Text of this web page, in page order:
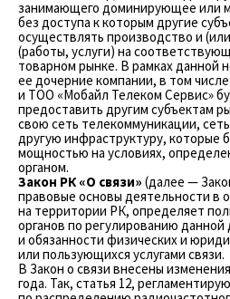
занимающего доминирующее или
без доступа к которым другие
осуществлять производство и
(работы, услуги) на
товарном рынке. В рамках данной
ее дочерние компании, в том
и ТОО «Мобайл Телеком Сервис»
предоставить другим субъектам
свою сеть телекоммуникации,
другую инфраструктуру, которые
мощностью на условиях,
органом.
Закон РК «О связи» (далее —
правовые основы деятельности в
на территории РК, определяет
органов по регулированию данной
и обязанности физических и
или пользующихся услугами связи.
В Закон о связи внесены
года. Так, статья 12,